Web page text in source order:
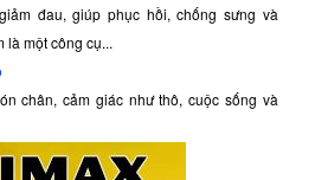
đau, giúp phục hồi, chống sưng và
là một công cụ...
chân, cảm giác như thô, cuộc sống và